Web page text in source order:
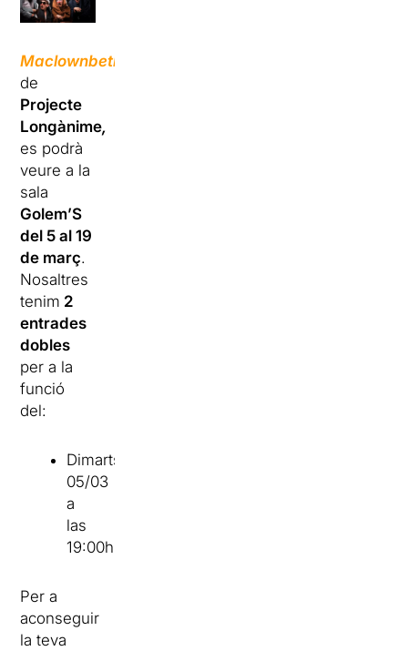
Maclownbeth
de
Projecte
Longànime,
es podrà
veure a la
sala
Golem’S
del 5 al 19
de març.
Nosaltres
tenim 2
entrades
dobles
per a la
funció
del:
Dimarts
05/03
a
las
19:00h
Per a
aconseguir
la teva